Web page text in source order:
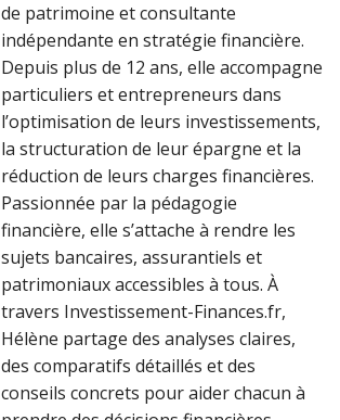
de patrimoine et consultante
indépendante en stratégie financière.
Depuis plus de 12 ans, elle accompagne
particuliers et entrepreneurs dans
l’optimisation de leurs investissements,
la structuration de leur épargne et la
réduction de leurs charges financières.
Passionnée par la pédagogie
financière, elle s’attache à rendre les
sujets bancaires, assurantiels et
patrimoniaux accessibles à tous. À
travers Investissement-Finances.fr,
Hélène partage des analyses claires,
des comparatifs détaillés et des
conseils concrets pour aider chacun à